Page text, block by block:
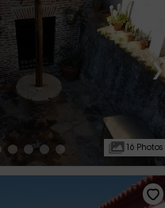
›
16 Photos